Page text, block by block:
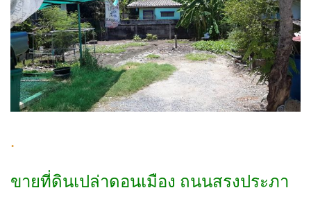
.
ขายที่ดินเปล่าดอนเมือง ถนนสรงประภา